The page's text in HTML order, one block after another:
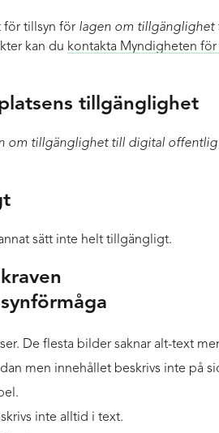
för tillsyn för lagen om tillgänglighet
kan du kontakta Myndigheten
tillgänglighet
om tillgänglighet till digital offentlig
sätt inte helt tillgängligt.
De flesta bilder saknar alt-text
men innehållet beskrivs inte på
inte alltid i text.